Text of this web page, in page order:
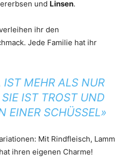
und Linsen.
ihr den
Jede Familie hat ihr
IST MEHR ALS NUR
IST TROST UND
EINER SCHÜSSEL»
Mit Rindfleisch, Lamm
ihren eigenen Charme!